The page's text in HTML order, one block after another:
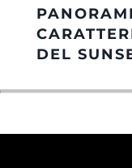
VALUTA
DEL